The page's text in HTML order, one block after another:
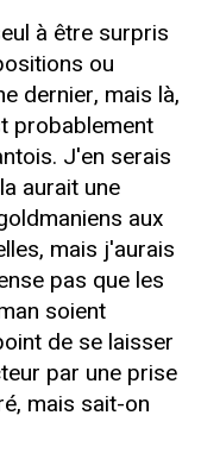
à être surpris
ou
dernier, mais là,
probablement
J'en serais
aurait une
aux
mais j'aurais
pas que les
soient
de se laisser
par une prise
mais sait-on